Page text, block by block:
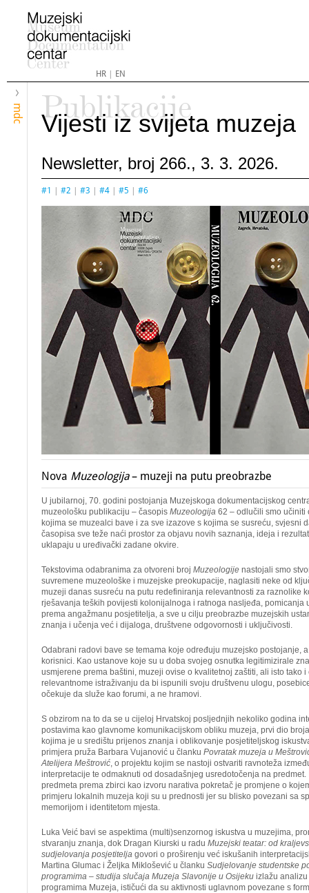
HR| EN
mdc
Publikacije
Vijesti iz svijeta muzeja
Newsletter, broj 266., 3. 3. 2026.
#1 #2 #3 #4 #5 #6
Nova Muzeologija– muzeji na putu preobrazbe
U jubilarnoj, 70. godini postojanja Muzejskoga dokumentacijskog
muzeološku publikaciju – časopis Muzeologija 62 – odlučili smo učiniti
kojima se muzealci bave i za sve izazove s kojima se susreću, svjesni
časopisa sve teže naći prostor za objavu novih saznanja, ideja i
uklapaju u uređivački zadane okvire.
Tekstovima odabranima za otvoreni broj Muzeologije nastojali smo
suvremene muzeološke i muzejske preokupacije, naglasiti neke od
muzeji danas susreću na putu redefiniranja relevantnosti za raznolike
rješavanja teških povijesti kolonijalnoga i ratnoga nasljeđa, pomicanja
prema angažmanu posjetitelja, a sve u cilju preobrazbe muzejskih
znanja i učenja već i dijaloga, društvene odgovornosti i uključivosti.
Odabrani radovi bave se temama koje određuju muzejsko postojanje,
korisnici. Kao ustanove koje su u doba svojeg osnutka legitimizirale
usmjerene prema baštini, muzeji ovise o kvalitetnoj zaštiti, ali isto tako
relevantnome istraživanju da bi ispunili svoju društvenu ulogu,
očekuje da služe kao forumi, a ne hramovi.
S obzirom na to da se u cijeloj Hrvatskoj posljednjih nekoliko godina
postavima kao glavnome komunikacijskom obliku muzeja, prvi dio
kojima je u središtu prijenos znanja i oblikovanje posjetiteljskog
primjera pruža Barbara Vujanović u članku Povratak muzeja u
Atelijera Meštrović, o projektu kojim se nastoji ostvariti ravnoteža
interpretacije te odmaknuti od dosadašnjeg usredotočenja na
predmeta prema zbirci kao izvoru narativa pokretač je promjene o
primjeru lokalnih muzeja koji su u prednosti jer su blisko povezani sa
memorijom i identitetom mjesta.
Luka Veić bavi se aspektima (multi)senzornog iskustva u muzejima,
stvaranju znanja, dok Dragan Kiurski u radu Muzejski teatar: od
sudjelovanja posjetitelja govori o proširenju već iskušanih
Martina Glumac i Željka Miklošević u članku Sudjelovanje studentske
programima – studija slučaja Muzeja Slavonije u Osijeku izlažu
programima Muzeja, ističući da su aktivnosti uglavnom povezane s